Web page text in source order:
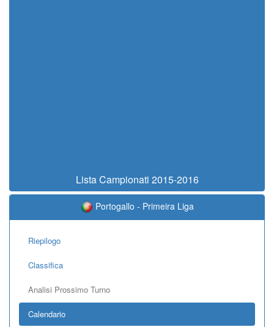
Lista Campionati 2015-2016
Portogallo - Primeira Liga
Riepilogo
Classifica
Analisi Prossimo Turno
Calendario